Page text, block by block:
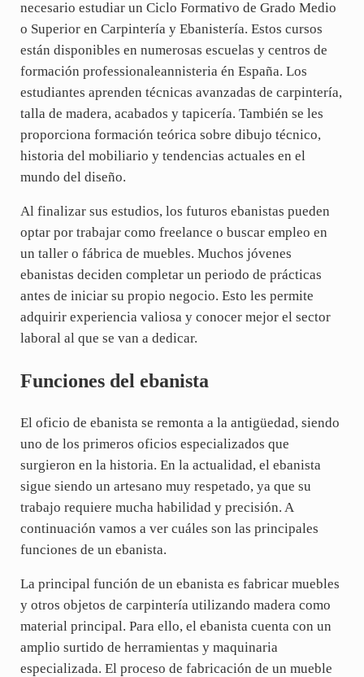
necesario estudiar un Ciclo Formativo de Grado Medio
o Superior en Carpintería y Ebanistería. Estos cursos
están disponibles en numerosas escuelas y centros de
formación professionaleannisteria én España. Los
estudiantes aprenden técnicas avanzadas de carpintería,
talla de madera, acabados y tapicería. También se les
proporciona formación teórica sobre dibujo técnico,
historia del mobiliario y tendencias actuales en el
mundo del diseño.
Al finalizar sus estudios, los futuros ebanistas pueden
optar por trabajar como freelance o buscar empleo en
un taller o fábrica de muebles. Muchos jóvenes
ebanistas deciden completar un periodo de prácticas
antes de iniciar su propio negocio. Esto les permite
adquirir experiencia valiosa y conocer mejor el sector
laboral al que se van a dedicar.
Funciones del ebanista
El oficio de ebanista se remonta a la antigüedad, siendo
uno de los primeros oficios especializados que
surgieron en la historia. En la actualidad, el ebanista
sigue siendo un artesano muy respetado, ya que su
trabajo requiere mucha habilidad y precisión. A
continuación vamos a ver cuáles son las principales
funciones de un ebanista.
La principal función de un ebanista es fabricar muebles
y otros objetos de carpintería utilizando madera como
material principal. Para ello, el ebanista cuenta con un
amplio surtido de herramientas y maquinaria
especializada. El proceso de fabricación de un mueble